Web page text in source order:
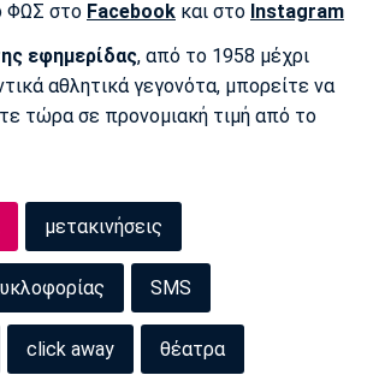
ΦΩΣ στο Facebook και στο Instagram
εφημερίδας, από το 1958 μέχρι
αθλητικά γεγονότα, μπορείτε να
τώρα σε προνομιακή τιμή από το
μετακινήσεις
SMS
click away θέατρα